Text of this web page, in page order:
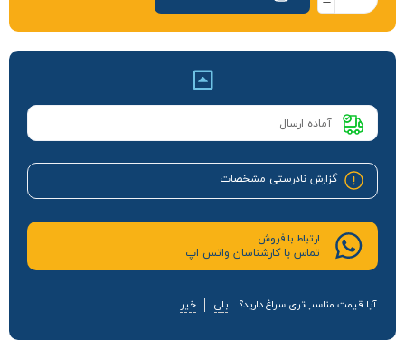
آماده ارسال
گزارش نادرستی مشخصات
ارتباط با فروش
تماس با کارشناسان واتس اپ
آیا قیمت مناسب‌تری سراغ دارید؟ بلی خیر